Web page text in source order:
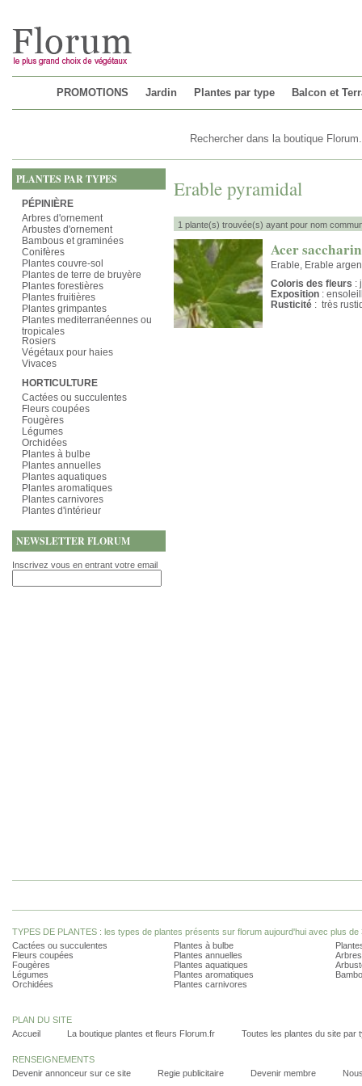
PROMOTIONS Jardin Plantes par type Balcon et
PLANTES PAR TYPES
PÉPINIÈRE
Arbres d'ornement
Arbustes d'ornement
Bambous et graminées
Conifères
Plantes couvre-sol
Plantes de terre de bruyère
Plantes forestières
Plantes fruitières
Plantes grimpantes
Plantes mediterranéennes ou
tropicales
Rosiers
Végétaux pour haies
Vivaces
HORTICULTURE
Cactées ou succulentes
Fleurs coupées
Fougères
Légumes
Orchidées
Plantes à bulbe
Plantes annuelles
Plantes aquatiques
Plantes aromatiques
Plantes carnivores
Plantes d'intérieur
NEWSLETTER FLORUM
Inscrivez vous en entrant votre email
Erable pyramidal
1 plante(s) trouvée(s) ayant pour nom
Acer
Erable, Erable
Coloris des fleurs :
Exposition :
Rusticité : très
TYPES DE PLANTES : les types de plantes présents sur florum aujourd'hui avec plus de
Cactées ou succulentes
Fleurs coupées
Fougères
Légumes
Orchidées
Plantes à bulbe
Plantes annuelles
Plantes aquatiques
Plantes aromatiques
Plantes carnivores
PLAN DU SITE
Accueil
La boutique plantes et fleurs Florum.fr Toutes les plantes du site par
RENSEIGNEMENTS
Devenir annonceur sur ce site
Regie publicitaire Devenir membre